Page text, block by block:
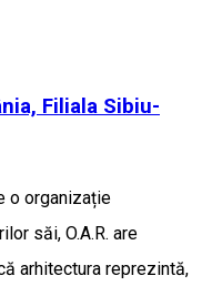
Filiala Sibiu-
o organizație
săi, O.A.R. are
arhitectura reprezintă,